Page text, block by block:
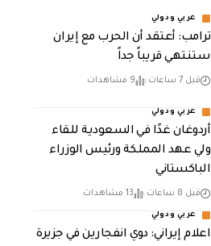
عربي ودولي
‏ترامب: أعتقد أن الحرب مع إيران
ستنتهي قريباً جداً
قبل 7 ساعات 9 مشاهدات
عربي ودولي
أردوغان غدًا في السعودية للقاء
ولي عهد المملكة ورئيس الوزراء
الباكستاني
قبل 8 ساعات 13 مشاهدات
عربي ودولي
اعلام إيراني: دوي انفجارين في جزيرة